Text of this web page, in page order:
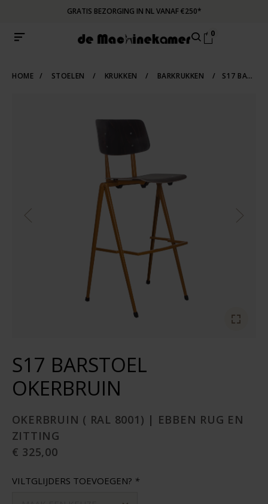
GRATIS BEZORGING IN NL VANAF €250*
0
HOME / STOELEN / KRUKKEN / BARKRUKKEN / S17 BARSTOEL OKERBRUIN
S17 BARSTOEL
OKERBRUIN
OKERBRUIN ( RAL 8001) | EBBEN RUG EN
ZITTING
€ 325,00
VILTGLIJDERS TOEVOEGEN? *